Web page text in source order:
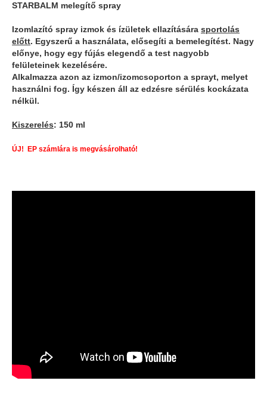
STARBALM melegítő spray
Izomlazító spray izmok és ízületek ellazítására sportolás
előtt. Egyszerű a használata, elősegíti a bemelegítést. Nagy
előnye, hogy egy fújás elegendő a test nagyobb
felületeinek kezelésére.
Alkalmazza azon az izmon/izomcsoporton a sprayt, melyet
használni fog. Így készen áll az edzésre sérülés kockázata
nélkül.
Kiszerelés: 150 ml
ÚJ! EP számlára is megvásárolható!